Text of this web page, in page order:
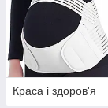
Краса і здоров'я